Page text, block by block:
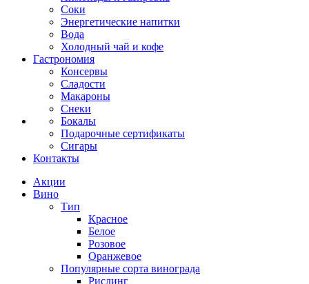
Соки
Энергетические напитки
Вода
Холодный чай и кофе
Гастрономия
Консервы
Сладости
Макароны
Снеки
Бокалы
Подарочные сертификаты
Сигары
Контакты
Акции
Вино
Тип
Красное
Белое
Розовое
Оранжевое
Популярные сорта винограда
Рислинг